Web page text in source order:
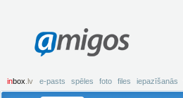
amigos
inbox .lv e-pasts spēles foto files iepazīšanās